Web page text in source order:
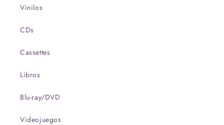
Vinilos
CDs
Cassettes
Libros
Blu-ray/DVD
Videojuegos